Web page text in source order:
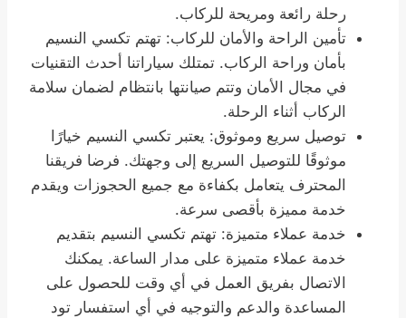
رحلة رائعة ومريحة للركاب.
تأمين الراحة والأمان للركاب: تهتم تكسي النسيم
بأمان وراحة الركاب. تمتلك سياراتنا أحدث التقنيات
في مجال الأمان وتتم صيانتها بانتظام لضمان سلامة
الركاب أثناء الرحلة.
توصيل سريع وموثوق: يعتبر تكسي النسيم خيارًا
موثوقًا للتوصيل السريع إلى وجهتك. فرضا فريقنا
المحترف يتعامل بكفاءة مع جميع الحجوزات ويقدم
خدمة مميزة بأقصى سرعة.
خدمة عملاء متميزة: تهتم تكسي النسيم بتقديم
خدمة عملاء متميزة على مدار الساعة. يمكنك
الاتصال بفريق العمل في أي وقت للحصول على
المساعدة والدعم والتوجيه في أي استفسار تود